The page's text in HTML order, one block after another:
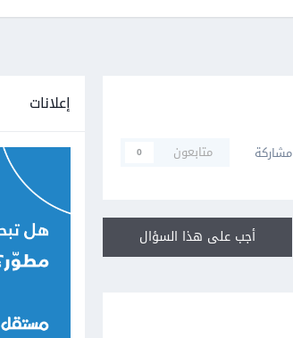
مشاركة متابعون 0
أجب على هذا السؤال
إعلانات